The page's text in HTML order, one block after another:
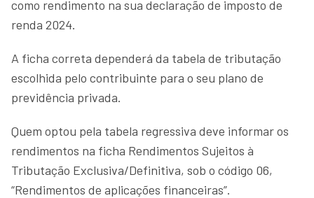
como rendimento na sua declaração de imposto de
renda 2024.
A ficha correta dependerá da tabela de tributação
escolhida pelo contribuinte para o seu plano de
previdência privada.
Quem optou pela tabela regressiva deve informar os
rendimentos na ficha Rendimentos Sujeitos à
Tributação Exclusiva/Definitiva, sob o código 06,
“Rendimentos de aplicações financeiras”.